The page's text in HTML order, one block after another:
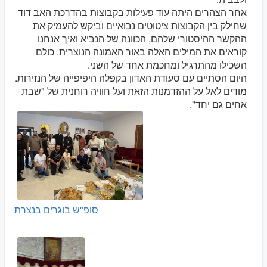
אחר הצהרים היתה עוד פעילות בקבוצות בהדרכת האב דוד
שחילק בין הקבוצות ציטוטים נבואיים וביקש להעמיק את
ההקשר ההיסטורי שלהם, הכוונה של הנביא ואיך אנחנו
קוראים את המילים האלה באור האמונה הנוצרית. כולם
השכילו מהתרגיל ומחכמת אחד של השני.
היום הסתיים עם סעודת האדון בקפלה היפיפייה של הנזירות.
מודים לאל על ההזדמנות הזאת ועל חוויה רוחנית של "שבת
אחים גם יחד".
סופ"ש בוגרים בנצרת